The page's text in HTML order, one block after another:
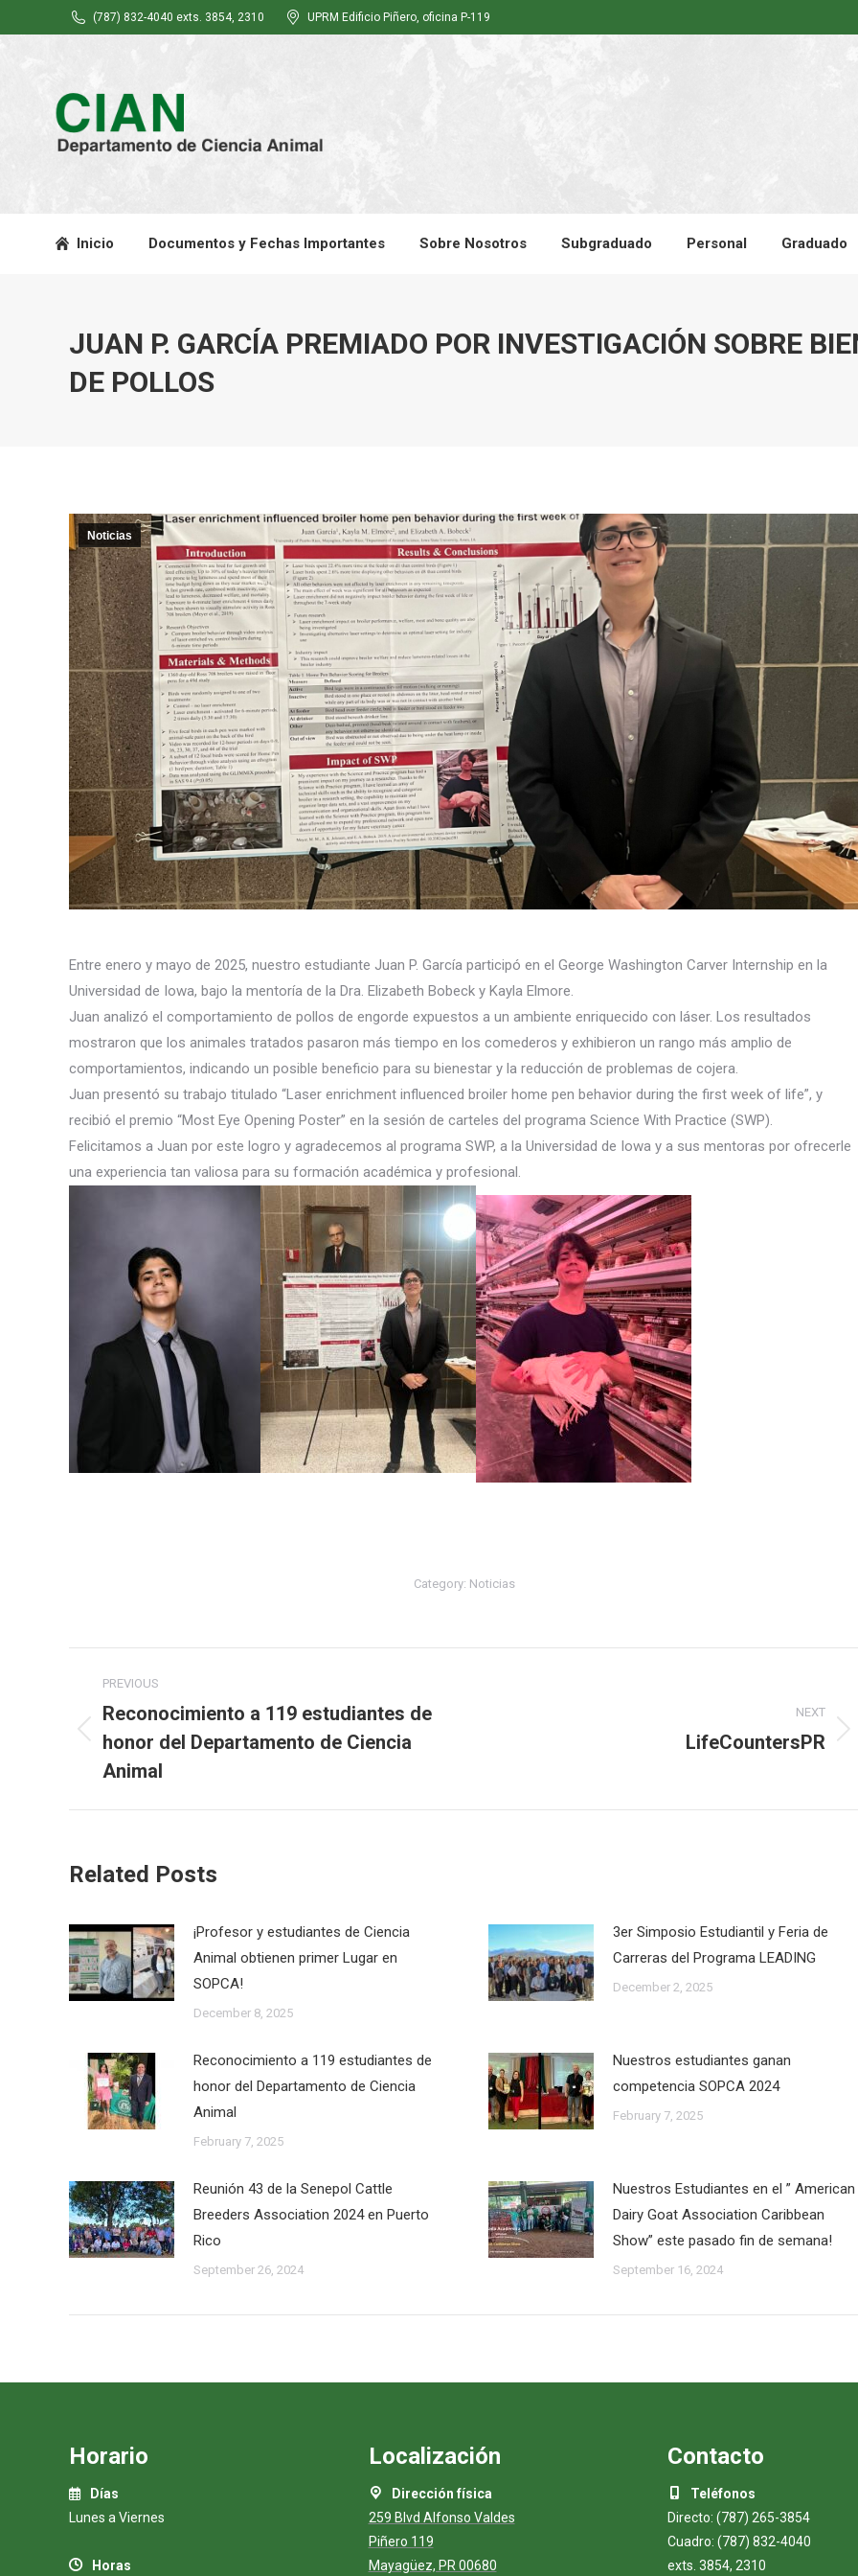
(787) 832-4040 exts. 3854, 2310 UPRM Edificio Piñero, oficina P-119
Inicio Documentos y Fechas Importantes Sobre Nosotros Subgraduado Personal Graduado
JUAN P. GARCÍA PREMIADO POR INVESTIGACIÓN SOBRE
DE POLLOS
Noticias
Entre enero y mayo de 2025, nuestro estudiante Juan P. García participó en el George Washington Carver Internship en la
Universidad de Iowa, bajo la mentoría de la Dra. Elizabeth Bobeck y Kayla Elmore.
Juan analizó el comportamiento de pollos de engorde expuestos a un ambiente enriquecido con láser. Los resultados
mostraron que los animales tratados pasaron más tiempo en los comederos y exhibieron un rango más amplio de
comportamientos, indicando un posible beneficio para su bienestar y la reducción de problemas de cojera.
Juan presentó su trabajo titulado “Laser enrichment influenced broiler home pen behavior during the first week of life”, y
recibió el premio “Most Eye Opening Poster” en la sesión de carteles del programa Science With Practice (SWP).
Felicitamos a Juan por este logro y agradecemos al programa SWP, a la Universidad de Iowa y a sus mentoras por ofrecerle
una experiencia tan valiosa para su formación académica y profesional.
Category: Noticias
navigation
PREVIOUS
Previous
post:
Reconocimiento a 119 estudiantes de
honor del Departamento de Ciencia
Animal
NEXT
LifeCountersPR
Related Posts
¡Profesor y estudiantes de Ciencia
Animal obtienen primer Lugar en
SOPCA!
December 8, 2025
3er Simposio Estudiantil y Feria de
Carreras del Programa LEADING
December 2, 2025
Reconocimiento a 119 estudiantes de
honor del Departamento de Ciencia
Animal
February 7, 2025
Nuestros estudiantes ganan
competencia SOPCA 2024
February 7, 2025
Reunión 43 de la Senepol Cattle
Breeders Association 2024 en Puerto
Rico
September 26, 2024
Nuestros Estudiantes en el ” American
Dairy Goat Association Caribbean
Show” este pasado fin de semana!
September 16, 2024
Horario
Días
Lunes a Viernes
Horas
Localización
Dirección física
259 Blvd Alfonso Valdes
Piñero 119
Mayagüez, PR 00680
Contacto
Teléfonos
Directo: (787) 265-3854
Cuadro: (787) 832-4040
exts. 3854, 2310